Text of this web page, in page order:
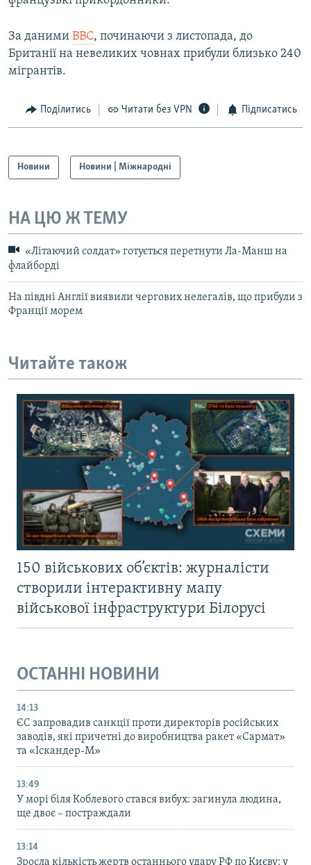
За даними ВВС, починаючи з листопада, до
Британії на невеликих човнах прибули близько 240
мігрантів.
Поділитись Читати без VPN Підписатись
Новини Новини | Міжнародні
НА ЦЮ Ж ТЕМУ
«Літаючий солдат» готується перетнути Ла-Манш на
флайборді
На півдні Англії виявили чергових нелегалів, що прибули з
Франції морем
Читайте також
150 військових об’єктів: журналісти
створили інтерактивну мапу
військової інфраструктури Білорусі
ОСТАННІ НОВИНИ
14:13
ЄС запровадив санкції проти директорів російських
заводів, які причетні до виробництва ракет «Сармат»
та «Іскандер-М»
13:49
У морі біля Коблевого стався вибух: загинула людина,
ще двоє – постраждали
13:14
Зросла кількість жертв останнього удару РФ по Києву: у